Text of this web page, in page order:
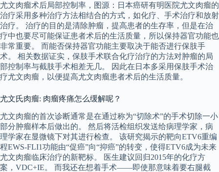
尤文肉瘤术后局部控制率，图源：日本癌研有明医院尤文肉瘤的
治疗采用多种治疗方法相结合的方式，如化疗、手术治疗和放射
治疗。 治疗的目的是清除肿瘤，提高患者的生存率，但是在治
疗中也要尽可能保证患者术后的生活质量，所以保持器官功能也
非常重要。 而能否保持器官功能主要取决于能否进行保肢手
术。 相关数据证实，保肢手术联合化疗治疗的方法对肿瘤的局
部控制率与截肢手术相差无几。 因此在日本多采用保肢手术治
疗尤文肉瘤，以便提高尤文肉瘤患者术后的生活质量。
尤文氏肉瘤: 肉瘤疼痛怎么缓解呢？
尤文肉瘤的首次诊断通常是在通过称为“切除术”的手术切除一小
部分肿瘤样本后做出的。 然后将活检组织发送给病理学家，病
理学家在显微镜下对其进行检查。 该研究揭示的靶向ETV6重编
程EWS-FLI1功能由“促癌”向“抑癌”的转变，使得ETV6成为未来
尤文肉瘤临床治疗的新靶标。 医生建议回归2015年的化疗方
案，VDC+IE。 而我还在想着手术——即使那意味着要右腿截